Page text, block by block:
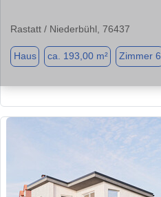
Rastatt / Niederbühl, 76437
Haus ca. 193,00 m² Zimmer 6